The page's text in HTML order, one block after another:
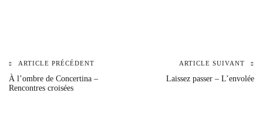
Navigation
ARTICLE PRÉCÉDENT
À l’ombre de Concertina –
Rencontres croisées
ARTICLE SUIVANT
Laissez passer – L’envolée